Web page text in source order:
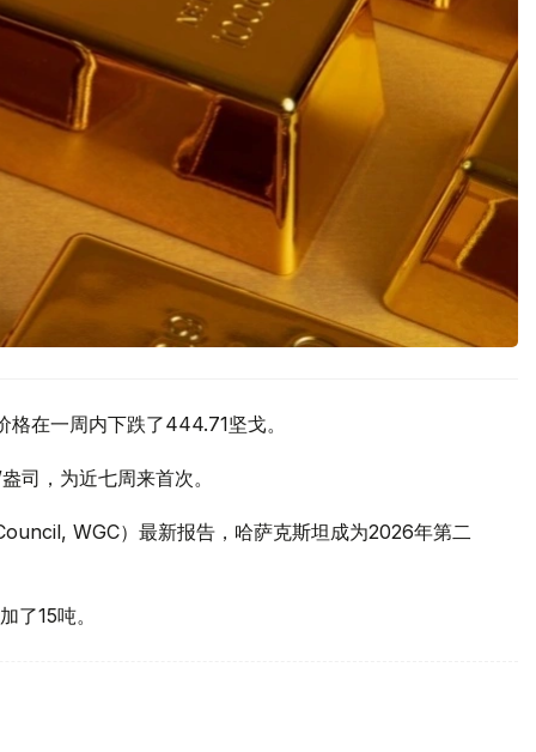
在一周内下跌了444.71坚戈。
司，为近七周来首次。
WGC）最新报告，哈萨克斯坦成为2026年第二
了15吨。